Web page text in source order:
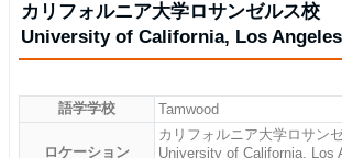
カリフォルニア大学ロサンゼルス校
University of California, Los Angeles
語学学校 Tamwood
ロケーション
カリフォルニア大学ロサン
University of California, Los